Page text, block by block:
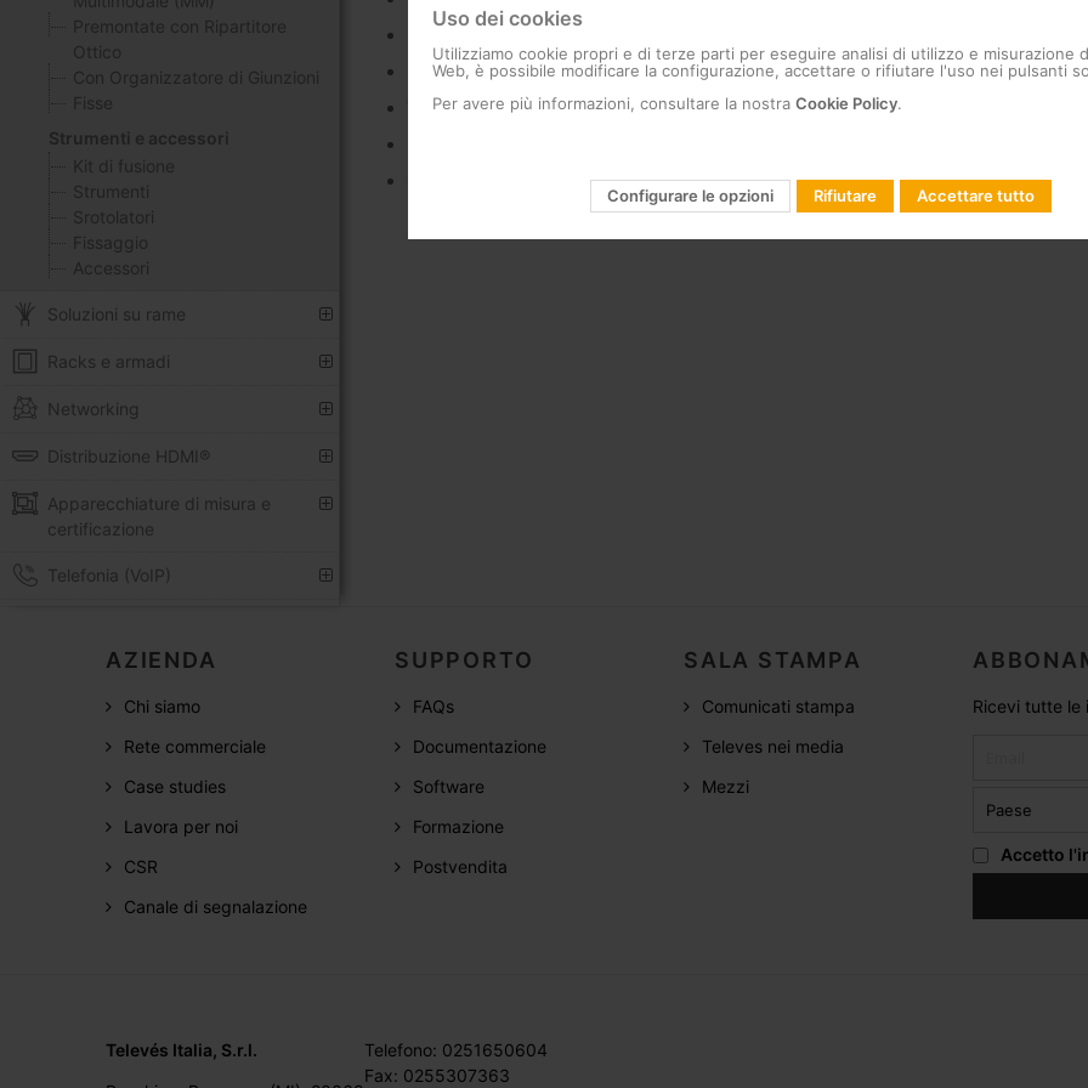
Premontate con Ripartitore
Ottico
Con Organizzatore di Giunzioni
Fisse
Strumenti e accessori
Kit di fusione
Strumenti
Srotolatori
Fissaggio
Accessori
Soluzioni su rame
Racks e armadi
Networking
Distribuzione HDMI®
Apparecchiature di misura e
certificazione
Telefonia (VoIP)
Protetta con filati idrorepellenti, garantendo un’elevata protezione contro l’umidità
Tipo di fibra 9/125, ITU-T G.657.A2
Guaina LSFH, colore arancione
AZIENDA
Chi siamo
Rete commerciale
Case studies
Lavora per noi
CSR
Canale di segnalazione
SUPPORTO
FAQs
Documentazione
Software
Formazione
Postvendita
SALA STAMPA
Comunicati stampa
Televes nei media
Mezzi
Ricevi tutte le
Accetto
Televés Italia, S.r.l.
Telefono: 0251650604
Fax: 0255307363
Uso dei cookies
Utilizziamo cookie propri e di terze parti per eseguire analisi di utilizzo e misurazione
Web, è possibile modificare la configurazione, accettare o rifiutare l'uso nei pulsanti
Per avere più informazioni, consultare la nostra Cookie Policy.
Configurare le opzioni Rifiutare Accettare tutto